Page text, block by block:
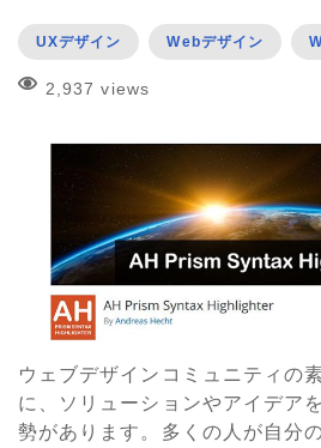
UXデザイン Webデザイン
2,937 views
ウェブデザインコミュニティの
に、ソリューションやアイデア
勢があります。多くの人が自分